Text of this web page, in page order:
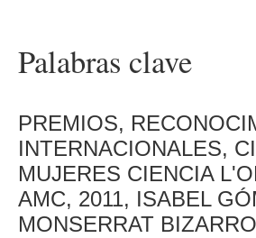
Palabras clave
PREMIOS,
INTERNACIONALES,
MUJERES CIENCIA
AMC, 2011, ISABEL
MONSERRAT